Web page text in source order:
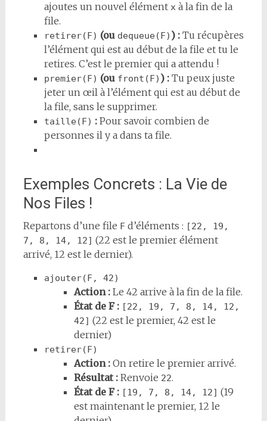
ajoutes un nouvel élément xà la fin de la
file.
retirer(F) (ou dequeue(F) ) :Tu récupères
l’élément qui est au début de la file et tu le
retires. C’est le premier qui a attendu !
premier(F) (ou front(F) ) :Tu peux juste
jeter un œil à l’élément qui est au début de
la file, sans le supprimer.
taille(F) :Pour savoir combien de
personnes il y a dans ta file.
Exemples Concrets : La Vie de
Nos Files !
Repartons d’une file Fd’éléments : [22, 19,
7, 8, 14, 12] (22 est le premier élément
arrivé, 12 est le dernier).
ajouter(F, 42)
Action :Le 42 arrive à la fin de la file.
État de F : [22, 19, 7, 8, 14, 12,
42] (22 est le premier, 42 est le
dernier)
retirer(F)
Action :On retire le premier arrivé.
Résultat :Renvoie 22.
État de F : [19, 7, 8, 14, 12] (19
est maintenant le premier, 12 le